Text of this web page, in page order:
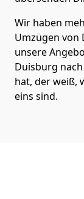
Wir haben
Umzügen von
unsere
Duisburg
hat, der weiß,
eins sind.